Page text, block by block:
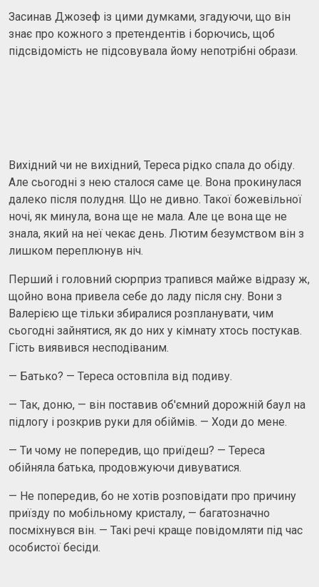
Засинав Джозеф із цими думками, згадуючи, що він
знає про кожного з претендентів і борючись, щоб
підсвідомість не підсовувала йому непотрібні образи.
Вихідний чи не вихідний, Тереса рідко спала до обіду.
Але сьогодні з нею сталося саме це. Вона прокинулася
далеко після полудня. Що не дивно. Такої божевільної
ночі, як минула, вона ще не мала. Але це вона ще не
знала, який на неї чекає день. Лютим безумством він з
лишком переплюнув ніч.
Перший і головний сюрприз трапився майже відразу ж,
щойно вона привела себе до ладу після сну. Вони з
Валерією ще тільки збиралися розпланувати, чим
сьогодні зайнятися, як до них у кімнату хтось постукав.
Гість виявився несподіваним.
— Батько? — Тереса остовпіла від подиву.
— Так, доню, — він поставив об'ємний дорожній баул на
підлогу і розкрив руки для обіймів. — Ходи до мене.
— Ти чому не попередив, що приїдеш? — Тереса
обійняла батька, продовжуючи дивуватися.
— Не попередив, бо не хотів розповідати про причину
приїзду по мобільному кристалу, — багатозначно
посміхнувся він. — Такі речі краще повідомляти під час
особистої бесіди.